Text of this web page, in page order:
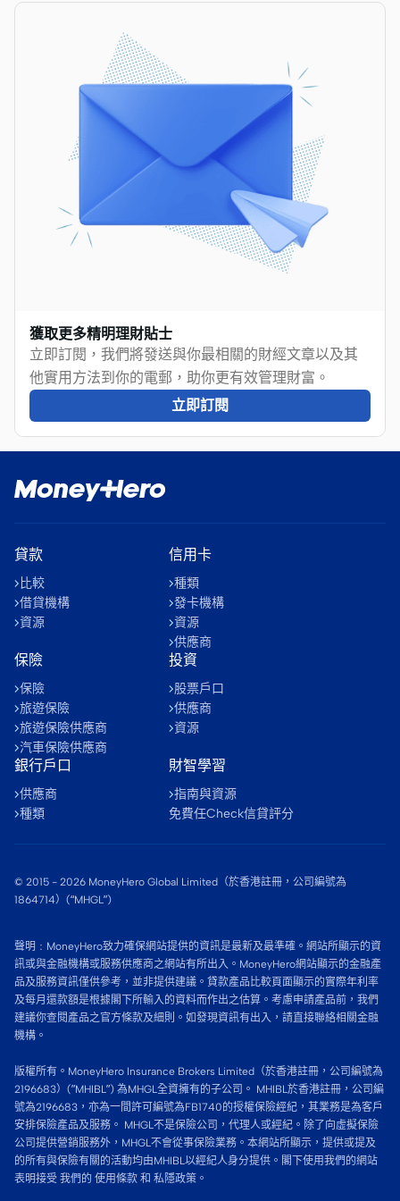
獲取更多精明理財貼士
立即訂閱，我們將發送與你最相關的財經文章以及其
他實用方法到你的電郵，助你更有效管理財富。
立即訂閱
貸款
比較
借貸機構
資源
信用卡
種類
發卡機構
資源
供應商
保險
保險
旅遊保險
旅遊保險供應商
汽車保險供應商
投資
股票戶口
供應商
資源
銀行戶口
供應商
種類
財智學習
指南與資源
免費任Check信貸評分
© 2015 - 2026 MoneyHero Global Limited（於香港註冊，公司編號為
1864714）(“MHGL”)
聲明﹕MoneyHero致力確保網站提供的資訊是最新及最準確。網站所顯示的資
訊或與金融機構或服務供應商之網站有所出入。MoneyHero網站顯示的金融產
品及服務資訊僅供參考，並非提供建議。貸款產品比較頁面顯示的實際年利率
及每月還款額是根據閣下所輸入的資料而作出之估算。考慮申請產品前，我們
建議你查閱產品之官方條款及細則。如發現資訊有出入，請直接聯絡相關金融
機構。
版權所有。MoneyHero Insurance Brokers Limited（於香港註冊，公司編號為
2196683）(”MHIBL”) 為MHGL全資擁有的子公司。 MHIBL於香港註冊，公司編
號為2196683，亦為一間許可編號為FB1740的授權保險經紀，其業務是為客戶
安排保險產品及服務。 MHGL不是保險公司，代理人或經紀。除了向虛擬保險
公司提供營銷服務外，MHGL不會從事保險業務。本網站所顯示，提供或提及
的所有與保險有關的活動均由MHIBL以經紀人身分提供。閣下使用我們的網站
表明接受 我們的 使用條款 和 私隱政策。